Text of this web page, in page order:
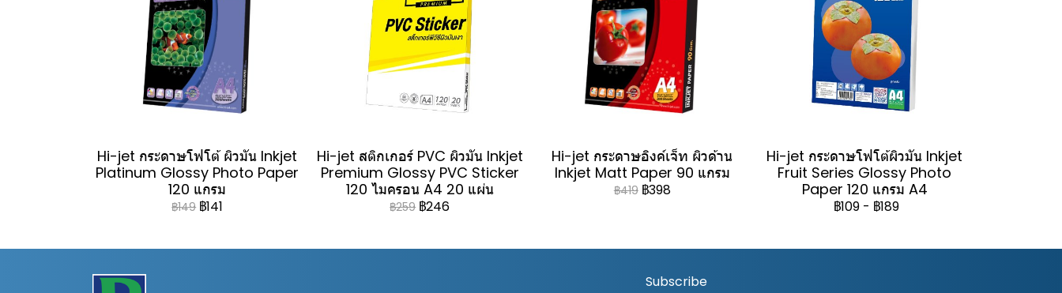
Hi-jet กระดาษโฟโต้ ผิวมัน Inkjet
Platinum Glossy Photo Paper
120 แกรม
฿149 ฿141
Hi-jet สติกเกอร์ PVC ผิวมัน Inkjet
Premium Glossy PVC Sticker
120 ไมครอน A4 20 แผ่น
฿259 ฿246
Hi-jet กระดาษอิงค์เจ็ท ผิวด้าน
Inkjet Matt Paper 90 แกรม
฿419 ฿398
Hi-jet กระดาษโฟโต้ผิวมัน Inkjet
Fruit Series Glossy Photo
Paper 120 แกรม A4
฿109 - ฿189
Subscribe